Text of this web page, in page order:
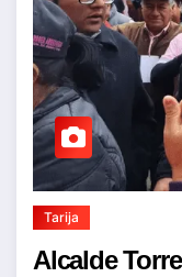
Tarija
Alcalde